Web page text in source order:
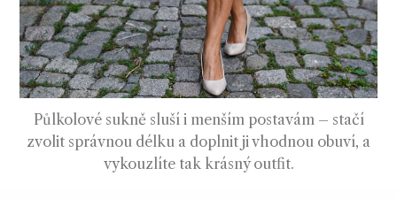
Půlkolové sukně sluší i menším postavám – stačí
zvolit správnou délku a doplnit ji vhodnou obuví, a
vykouzlíte tak krásný outfit.